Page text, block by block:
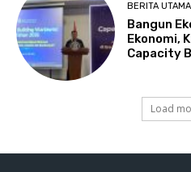
BERITA UTAMA
Bangun
Ekonomi,
Capacity
Load